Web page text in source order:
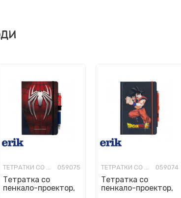
ТЕТРАТКИ СО ТВРДИ КОРИЦИ 059075
Тетратка со
пенкало-проектор,
ТЕТРАТКИ СО ТВРДИ КОРИЦИ 059074
Тетратка со
пенкало-проектор,